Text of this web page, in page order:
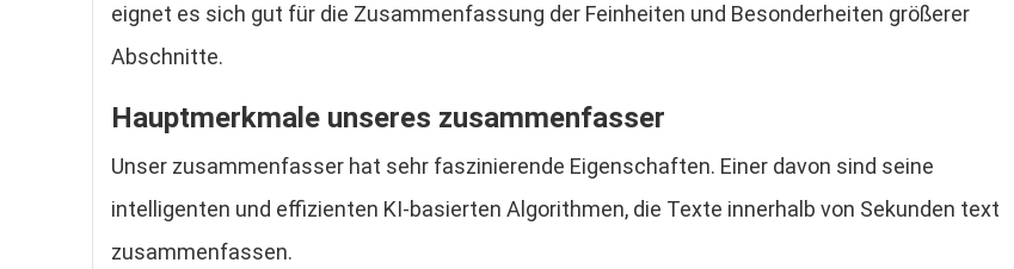
eignet es sich gut für die Zusammenfassung der Feinheiten und Besonderheiten größerer
Abschnitte.
Hauptmerkmale unseres zusammenfasser
Unser zusammenfasser hat sehr faszinierende Eigenschaften. Einer davon sind seine
intelligenten und effizienten KI-basierten Algorithmen, die Texte innerhalb von Sekunden text
zusammenfassen.